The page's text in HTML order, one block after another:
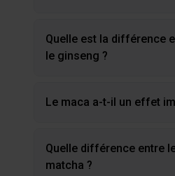
Quelle est la différence
le ginseng ?
Le maca a-t-il un effet
Quelle différence entre
matcha ?